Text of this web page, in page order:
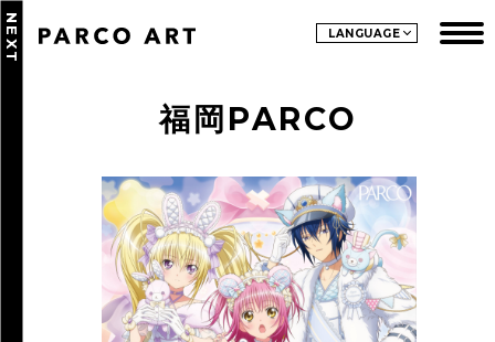
LANGUAGE
NEXT
福岡PARCO